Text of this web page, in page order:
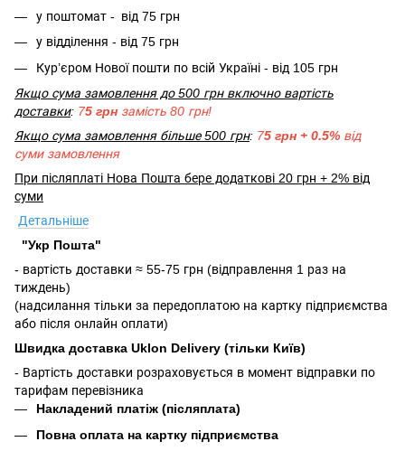
у поштомат - від 75 грн
у відділення - від 75 грн
Кур’єром Нової пошти по всій Україні - від 105 грн
Якщо сума замовлення до 500 грн включно вартість
доставки: 75 грн замість 80 грн!
Якщо сума замовлення більше 500 грн: 75 грн + 0.5% від
суми замовлення
При післяплаті Нова Пошта бере додаткові 20 грн + 2% від
суми
Детальніше
"Укр Пошта"
- вартість доставки ≈ 55-75 грн (відправлення 1 раз на
тиждень)
(надсилання тільки за передоплатою на картку підприємства
або після онлайн оплати)
Швидка доставка Uklon Delivery (тільки Київ)
- Вартість доставки розраховується в момент відправки по
тарифам перевізника
Накладений платіж (післяплата)
Повна оплата на картку підприємства